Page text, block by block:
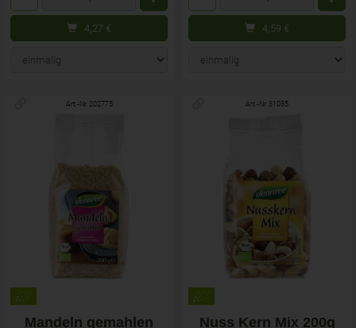
4,27 € 4,59 €
Art.-Nr. 202775
Mandeln gemahlen
Art.-Nr. 31035
Nuss Kern Mix 200g